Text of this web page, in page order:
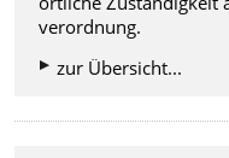
verordnung.
zur Übersicht...